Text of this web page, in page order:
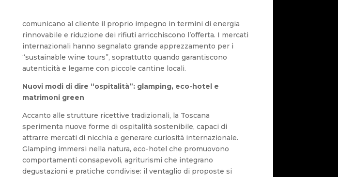
comunicano al cliente il proprio impegno in termini di energia
rinnovabile e riduzione dei rifiuti arricchiscono l’offerta. I mercati
internazionali hanno segnalato grande apprezzamento per i
“sustainable wine tours”, soprattutto quando garantiscono
autenticità e legame con piccole cantine locali.
Nuovi modi di dire “ospitalità”: glamping, eco-hotel e
matrimoni green
Accanto alle strutture ricettive tradizionali, la Toscana
sperimenta nuove forme di ospitalità sostenibile, capaci di
attrarre mercati di nicchia e generare curiosità internazionale.
Glamping immersi nella natura, eco-hotel che promuovono
comportamenti consapevoli, agriturismi che integrano
degustazioni e pratiche condivise: il ventaglio di proposte si